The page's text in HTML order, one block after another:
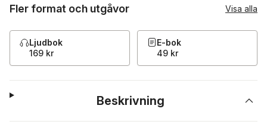
Fler format och utgåvor Visa alla
Ljudbok
169 kr
E-bok
49 kr
Beskrivning